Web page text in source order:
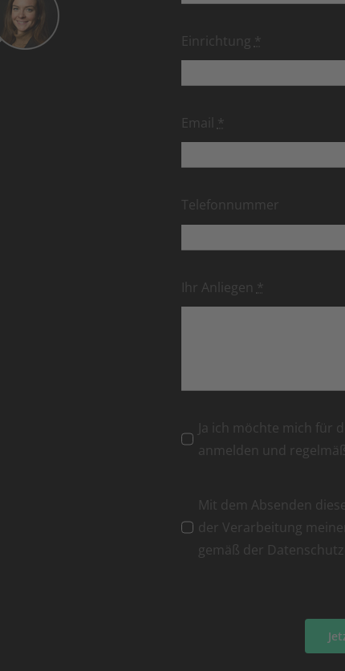
Einrichtung *
Email *
Telefonnummer
Ihr Anliegen *
Ja ich möchte mich für
anmelden und
Mit dem Absenden
der Verarbeitung
gemäß der